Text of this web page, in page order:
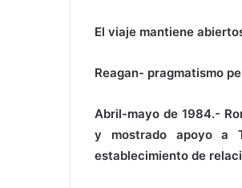
El viaje mantiene
Reagan- pragmatismo
Abril-mayo de 1984.-
y mostrado apoyo a
establecimiento de